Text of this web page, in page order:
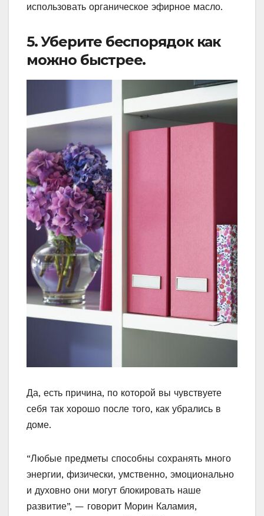
использовать органическое эфирное масло.
5. Уберите беспорядок как
можно быстрее.
Да, есть причина, по которой вы чувствуете
себя так хорошо после того, как убрались в
доме.
“Любые предметы способны сохранять много
энергии, физически, умственно, эмоционально
и духовно они могут блокировать наше
развитие”, — говорит Морин Каламия,